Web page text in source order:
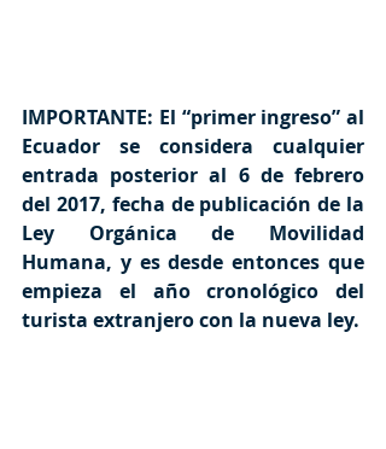
IMPORTANTE: El “primer ingreso” al
Ecuador se considera cualquier
entrada posterior al 6 de febrero
del 2017, fecha de publicación de la
Ley Orgánica de Movilidad
Humana, y es desde entonces que
empieza el año cronológico del
turista extranjero con la nueva ley.